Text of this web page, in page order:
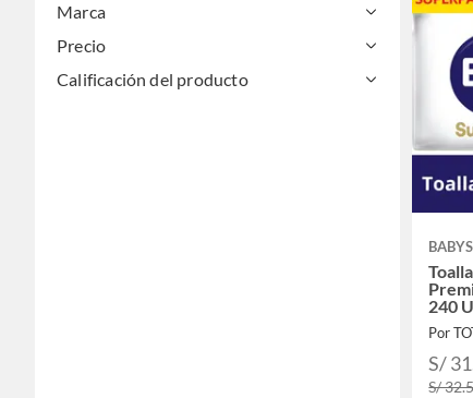
Marca
Precio
Calificación del producto
240
Por
S/
S/